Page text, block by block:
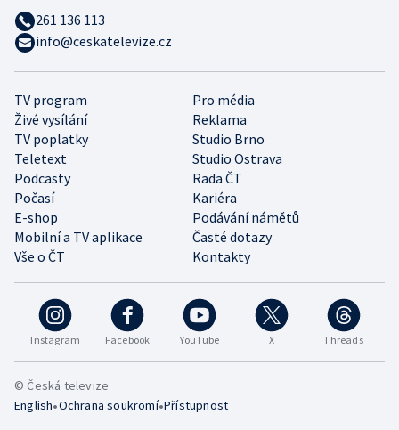
Instagram Facebook YouTube X Threads
TV program
Pro média
Živé vysílání
Reklama
TV poplatky
Studio Brno
Teletext
Studio Ostrava
Podcasty
Rada ČT
Počasí
Kariéra
E-shop
Podávání námětů
Mobilní a TV aplikace
Časté dotazy
Vše o ČT
Kontakty
261 136 113
info@ceskatelevize.cz
© Česká televize
English•Ochrana soukromí•Přístupnost